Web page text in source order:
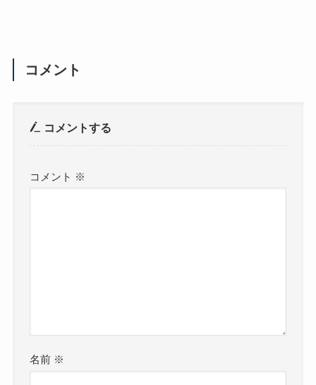
コメント
コメントする
コメント ※
名前 ※